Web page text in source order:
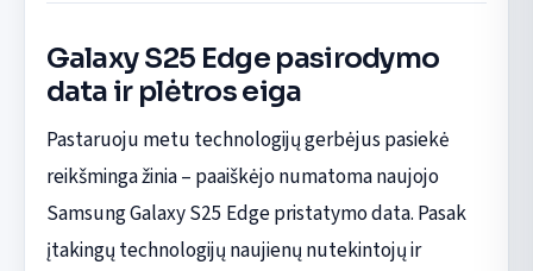
Galaxy S25 Edge pasirodymo
data ir plėtros eiga
Pastaruoju metu technologijų gerbėjus pasiekė
reikšminga žinia – paaiškėjo numatoma naujojo
Samsung Galaxy S25 Edge pristatymo data. Pasak
įtakingų technologijų naujienų nutekintojų ir